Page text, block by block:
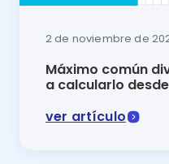
2 de noviembre de
Máximo común
a calcularlo
ver artículo